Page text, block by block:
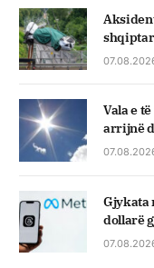
Vala e
arrijnë
Gjykata
dollarë